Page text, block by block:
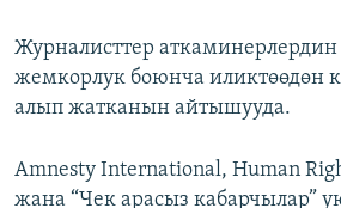
Журналисттер
жемкорлук боюнча иликтөөдөн
алып жатканын айтышууда.
Amnesty International, Human
жана “Чек арасыз кабарчылар”